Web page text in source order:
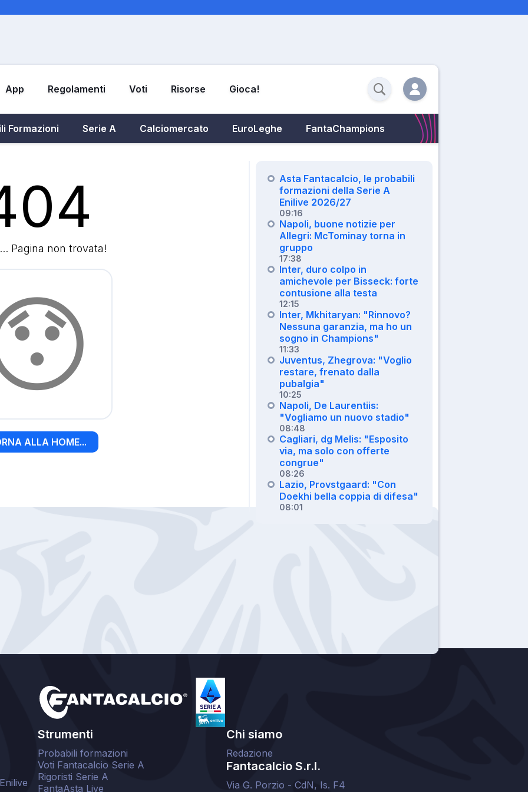
App Regolamenti Voti Risorse Gioca!
Formazioni Serie A Calciomercato EuroLeghe FantaChampions
Pagina non trovata!
ALLA HOME...
Asta Fantacalcio, le probabili
formazioni della Serie A
Enilive 2026/27
09:16
Napoli, buone notizie per
Allegri: McTominay torna in
gruppo
17:38
Inter, duro colpo in
amichevole per Bisseck: forte
contusione alla testa
12:15
Inter, Mkhitaryan: "Rinnovo?
Nessuna garanzia, ma ho un
sogno in Champions"
11:33
Juventus, Zhegrova: "Voglio
restare, frenato dalla
pubalgia"
10:25
Napoli, De Laurentiis:
"Vogliamo un nuovo stadio"
08:48
Cagliari, dg Melis: "Esposito
via, ma solo con offerte
congrue"
08:26
Lazio, Provstgaard: "Con
Doekhi bella coppia di difesa"
08:01
Strumenti
Probabili formazioni
Voti Fantacalcio Serie A
Rigoristi Serie A
FantaAsta Live
Chi siamo
Redazione
Fantacalcio S.r.l.
Via G. Porzio - CdN, Is. F4